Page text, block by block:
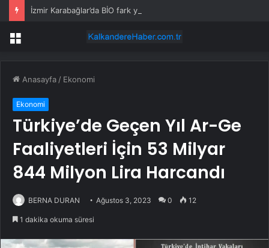
İzmir Karabağlar’da BİO fark yarattı
Menü
Anasayfa / Ekonomi
Ekonomi
Türkiye’de Geçen Yıl Ar-Ge
Faaliyetleri İçin 53 Milyar
844 Milyon Lira Harcandı
BERNA DURAN Ağustos 3, 2023 0 12
1 dakika okuma süresi